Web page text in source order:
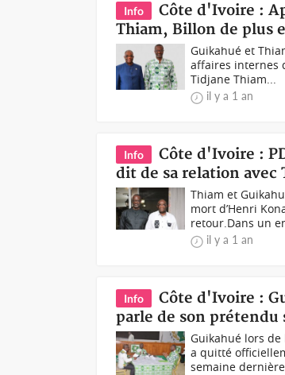
Info
Côte d'Ivoire :
Thiam, Billon de plus
Guikahué et
affaires internes
Tidjane Thiam...
il y a 1 an
Info
Côte d'Ivoire :
dit de sa relation avec
Thiam et
mort d’Henri
retour.Dans un
il y a 1 an
Info
Côte d'Ivoire :
parle de son prétendu
Guikahué lors de
a quitté
semaine dernière.